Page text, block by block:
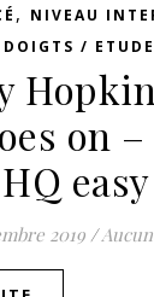
, NIVEAU
/ ETUDE
on
2019/